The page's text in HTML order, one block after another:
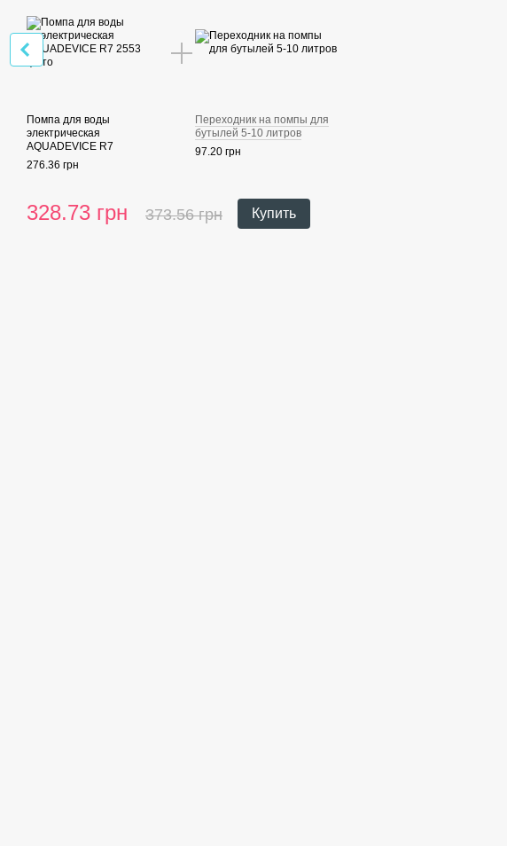
Помпа для воды
электрическая
AQUADEVICE R7
276.36 грн
Переходник на помпы для
бутылей 5-10 литров
97.20 грн
328.73 грн 373.56 грн Купить